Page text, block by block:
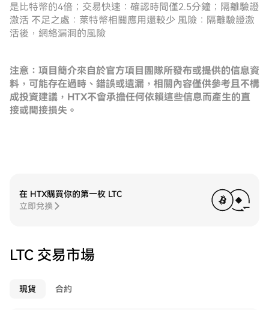
是比特幣的4倍；交易快速：確認時間僅2.5分鐘；隔離驗證
激活 不足之處：萊特幣相關應用還較少 風險：隔離驗證激
活後，網絡漏洞的風險
注意：項目簡介來自於官方項目團隊所發布或提供的信息資
料，可能存在過時、錯誤或遺漏，相關內容僅供參考且不構
成投資建議，HTX不會承擔任何依賴這些信息而產生的直
接或間接損失。
在 HTX購買你的第一枚 LTC
立即兌換
LTC 交易市場
現貨 合約